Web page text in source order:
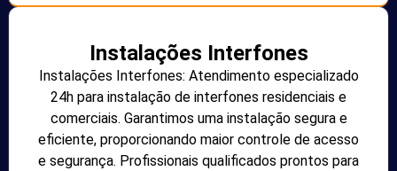
Instalações Interfones
Instalações Interfones: Atendimento especializado
24h para instalação de interfones residenciais e
comerciais. Garantimos uma instalação segura e
eficiente, proporcionando maior controle de acesso
e segurança. Profissionais qualificados prontos para